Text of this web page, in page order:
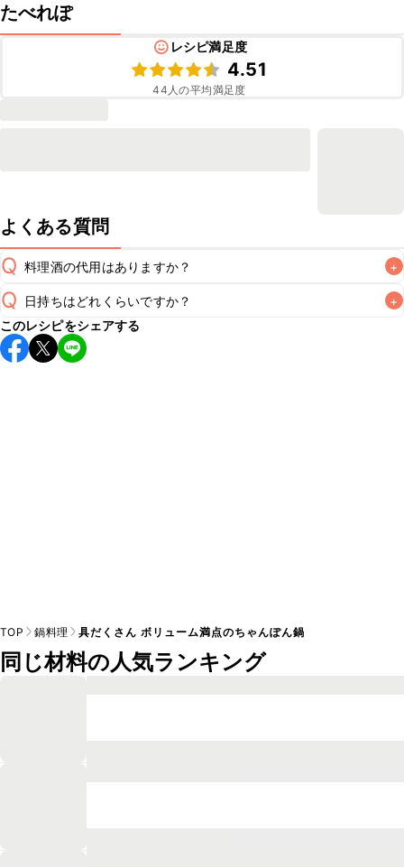
たべれぽ
レシピ満足度
4.51
44 人の平均満足度
よくある質問
Q 料理酒の代用はありますか？ +
A
Q 日持ちはどれくらいですか？ +
こちらのレシピは出来たてをお召し上がりいただくことをお
すすめします。
このレシピをシェアする
TOP 鍋料理 具だくさん ボリューム満点のちゃんぽん鍋
同じ材料の人気ランキング